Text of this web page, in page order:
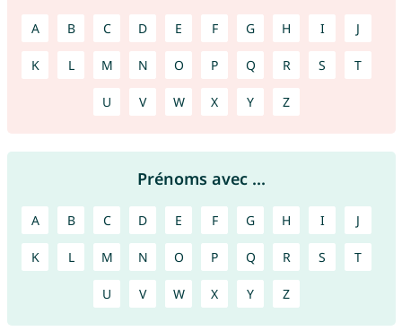
A B C D E F G H I J
K L M N O P Q R S T
U V W X Y Z
Prénoms avec ...
A B C D E F G H I J
K L M N O P Q R S T
U V W X Y Z